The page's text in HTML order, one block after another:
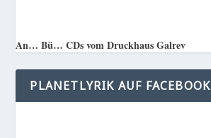
An… Bü… CDs vom Druckhaus Galrev
PLANETLYRIK AUF FACEBOOK